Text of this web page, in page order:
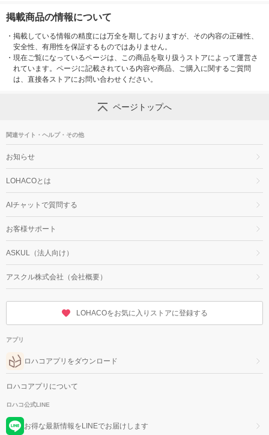
掲載商品の情報について
・ 掲載している情報の精度には万全を期しておりますが、その内容の正確性、
安全性、有用性を保証するものではありません。
・ 現在ご覧になっているページは、この商品を取り扱うストアによって運営さ
れています。ページに記載されている内容や商品、ご購入に関するご質問
は、直接各ストアにお問い合わせください。
ページトップへ
関連サイト・ヘルプ・その他
お知らせ
LOHACOとは
AIチャットで質問する
お客様サポート
ASKUL（法人向け）
アスクル株式会社（会社概要）
LOHACOをお気に入りストアに登録する
アプリ
ロハコアプリをダウンロード
ロハコアプリについて
ロハコ公式LINE
お得な最新情報をLINEでお届けします